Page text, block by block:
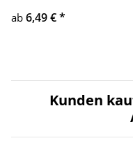
ab 6,49 €*
Kunden